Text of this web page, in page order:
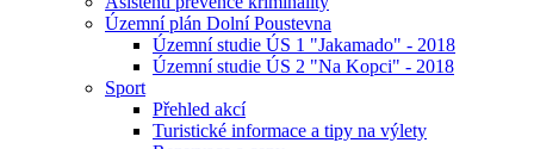
Územní plán Dolní Poustevna
Územní studie ÚS 1 "Jakamado" - 2018
Územní studie ÚS 2 "Na Kopci" - 2018
Sport
Přehled akcí
Turistické informace a tipy na výlety